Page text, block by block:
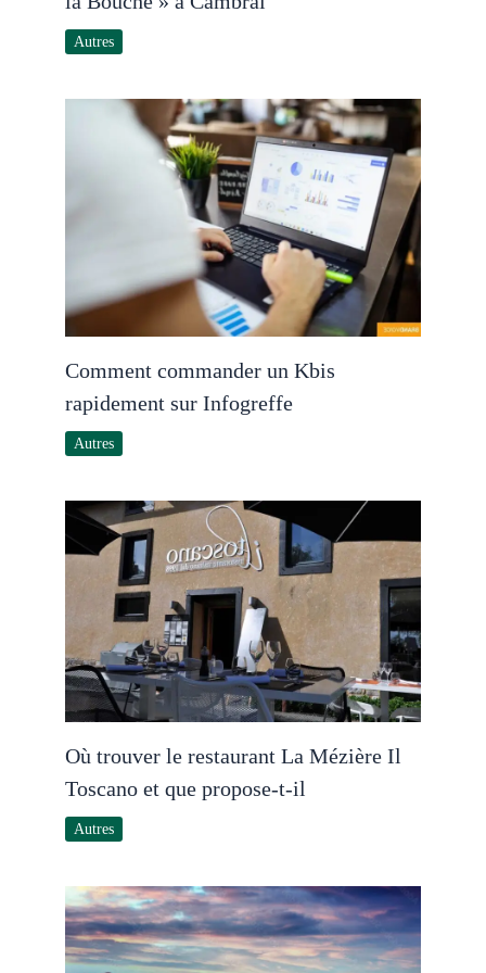
Autres
Comment commander un Kbis
rapidement sur Infogreffe
Autres
Où trouver le restaurant La Mézière Il
Toscano et que propose-t-il
Autres